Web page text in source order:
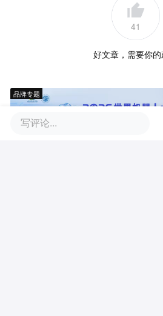
41
好文章，需要你的
品牌专题
写评论...